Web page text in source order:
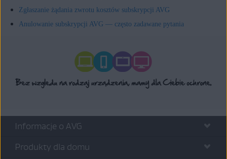
Zgłaszanie żądania zwrotu kosztów subskrypcji AVG
Anulowanie subskrypcji AVG — często zadawane pytania
Informacje o AVG
Produkty dla domu